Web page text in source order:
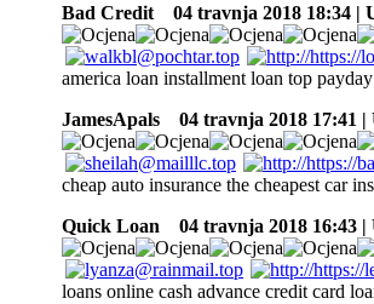
Bad Credit
04 travnja 2018 18:34 |
america loan installment loan top
JamesApals
04 travnja 2018 17:41 |
cheap auto insurance the cheapest car
Quick Loan
04 travnja 2018 16:43 |
loans online cash advance credit card